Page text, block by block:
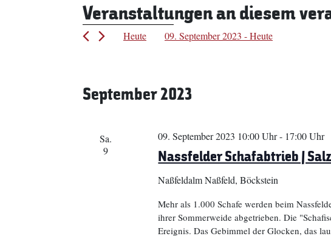
Veranstaltungen an diesem
Heute 09. September 2023 - Heute
September 2023
Sa.
9
Nassfelder Schafabtrieb |
09. September 2023 10:00 Uhr- 17:00 Uhr
NaßfeldalmNaßfeld, Böckstein
Mehr als 1.000 Schafe werden beim
ihrer Sommerweide abgetrieben. Die
Ereignis. Das Gebimmel der Glocken, das